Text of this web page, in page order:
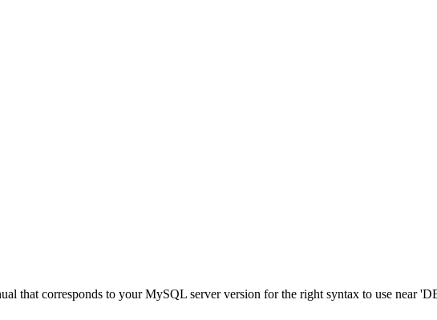
that corresponds to your MySQL server version for the right syntax to use near